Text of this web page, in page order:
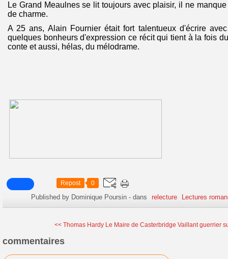
Le Grand Meaulnes se lit toujours avec plaisir, il ne
de charme.
A 25 ans, Alain Fournier était fort talentueux d'écrire
quelques bonheurs d'expression ce récit qui tient à la fois
conte et aussi, hélas, du mélodrame.
Repost 0
Published by Dominique Poursin -dans relecture Lectures
<< Thomas Hardy Le Maire de Casterbridge Vaillant guerrier
commentaires